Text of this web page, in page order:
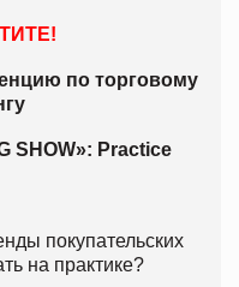
по торговому
SHOW»: Practice
покупательских
на практике?